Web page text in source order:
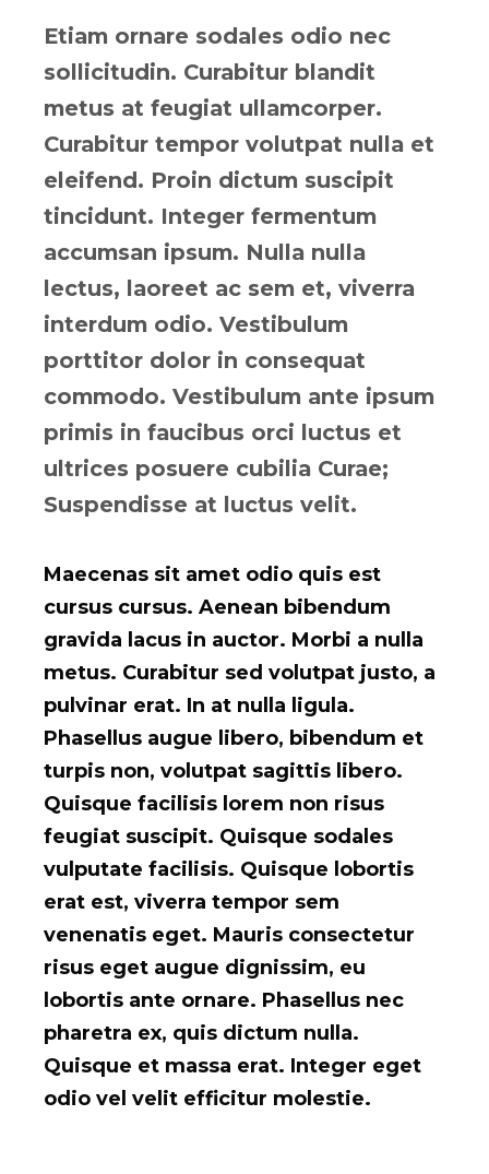
Etiam ornare sodales odio nec
sollicitudin. Curabitur blandit
metus at feugiat ullamcorper.
Curabitur tempor volutpat nulla et
eleifend. Proin dictum suscipit
tincidunt. Integer fermentum
accumsan ipsum. Nulla nulla
lectus, laoreet ac sem et, viverra
interdum odio. Vestibulum
porttitor dolor in consequat
commodo. Vestibulum ante ipsum
primis in faucibus orci luctus et
ultrices posuere cubilia Curae;
Suspendisse at luctus velit.
Maecenas sit amet odio quis est
cursus cursus. Aenean bibendum
gravida lacus in auctor. Morbi a nulla
metus. Curabitur sed volutpat justo, a
pulvinar erat. In at nulla ligula.
Phasellus augue libero, bibendum et
turpis non, volutpat sagittis libero.
Quisque facilisis lorem non risus
feugiat suscipit. Quisque sodales
vulputate facilisis. Quisque lobortis
erat est, viverra tempor sem
venenatis eget. Mauris consectetur
risus eget augue dignissim, eu
lobortis ante ornare. Phasellus nec
pharetra ex, quis dictum nulla.
Quisque et massa erat. Integer eget
odio vel velit efficitur molestie.